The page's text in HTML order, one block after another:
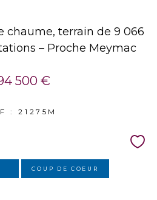
chaume, terrain de 9 066
– Proche Meymac
500 €
: 21275M
COUP DE COEUR